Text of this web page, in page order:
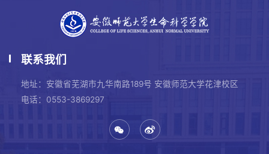
联系我们
地址：安徽省芜湖市九华南路189号 安徽师范大学花津校区
电话：0553-3869297